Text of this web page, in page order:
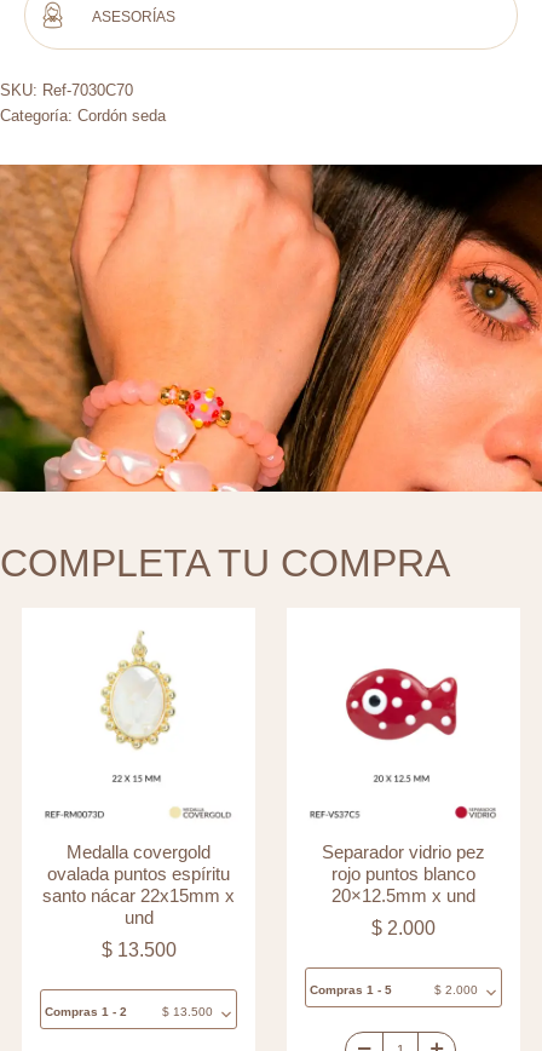
ASESORÍAS
SKU: Ref-7030C70
Categoría: Cordón seda
COMPLETA TU COMPRA
Medalla covergold
ovalada puntos espíritu
santo nácar 22x15mm x
und
$13.500
Compras 1 - 2 $13.500
Separador vidrio pez
rojo puntos blanco
20×12.5mm x und
$ 2.000
Compras 1 - 5 $2.000